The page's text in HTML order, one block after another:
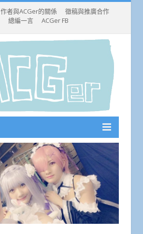
作者與ACGer的關係
徵稿與推廣合作
總編一言
ACGer FB